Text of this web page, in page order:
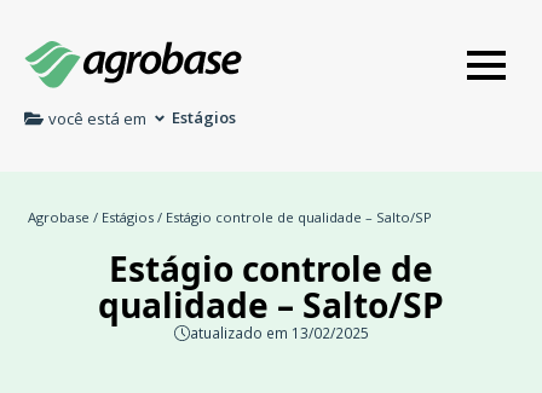
você está em Estágios
Agrobase / Estágios / Estágio controle de qualidade – Salto/SP
Estágio controle de
qualidade – Salto/SP
atualizado em 13/02/2025